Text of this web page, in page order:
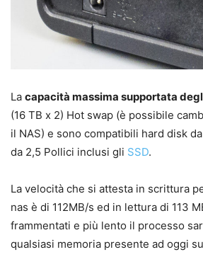
La capacità massima supportata
(16 TB x 2) Hot swap (è possibile
il NAS) e sono compatibili hard disk
da 2,5 Pollici inclusi gli SSD.
La velocità che si attesta in scrittura
nas è di 112MB/s ed in lettura di 113
frammentati e più lento il processo
qualsiasi memoria presente ad oggi